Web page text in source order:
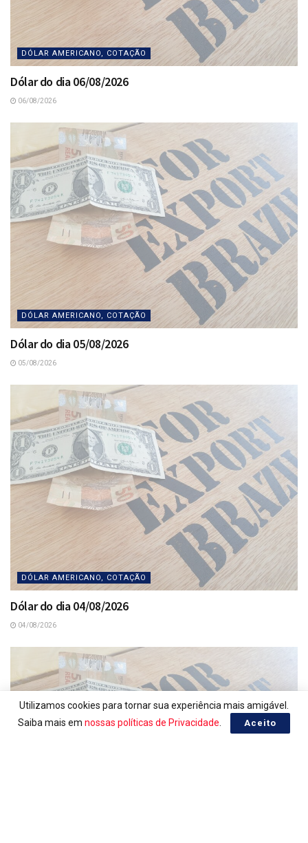
DÓLAR AMERICANO, COTAÇÃO
Dólar do dia 06/08/2026
06/08/2026
DÓLAR AMERICANO, COTAÇÃO
Dólar do dia 05/08/2026
05/08/2026
DÓLAR AMERICANO, COTAÇÃO
Dólar do dia 04/08/2026
04/08/2026
Utilizamos cookies para tornar sua experiência mais amigável.
Saiba mais em nossas políticas de Privacidade Aceito